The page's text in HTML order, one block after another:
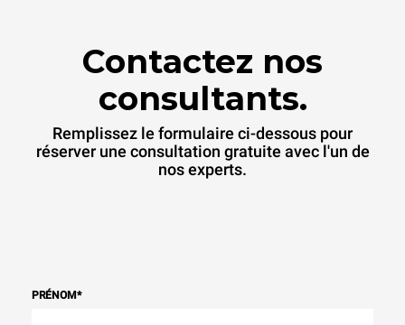
dernières peuvent être
éliminées en choisissant
produite à partir de sources
renouvelables.Greenhouse
Gas Protocol
Contactez nos
consultants.
Remplissez le formulaire ci-dessous pour
réserver une consultation gratuite avec l'un de
nos experts.
PRÉNOM*